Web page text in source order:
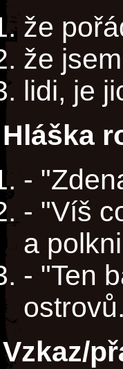
že
že
lidi, je
Hláška
-
- "Víš
a
- "Ten
Vzkaz/